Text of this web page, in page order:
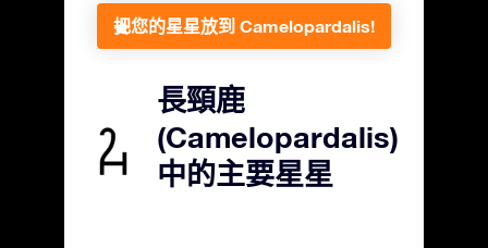
把您的星星放到 Camelopardalis!
長頸鹿
(Camelopardalis)
中的主要星星